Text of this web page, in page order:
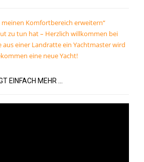
meinen Komfortbereich erweitern“
zu tun hat – Herzlich willkommen bei
aus einer Landratte ein Yachtmaster wird
eine neue Yacht!
EINFACH MEHR …